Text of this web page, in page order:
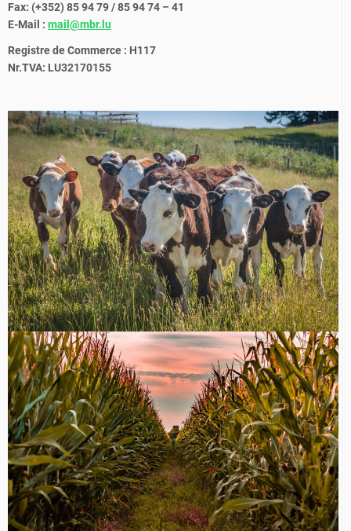
Fax: (+352) 85 94 79 / 85 94 74 – 41
E-Mail : mail@mbr.lu
Registre de Commerce : H117
Nr.TVA: LU32170155